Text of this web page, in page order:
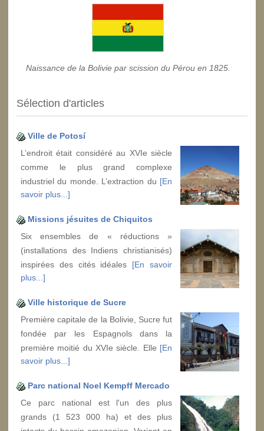
Naissance de la Bolivie par scission du Pérou en 1825.
Sélection d'articles
Ville de Potosí
L’endroit était considéré au XVIe siècle
comme le plus grand complexe
industriel du monde. L’extraction du [En
savoir plus...]
Missions jésuites de Chiquitos
Six ensembles de « réductions »
(installations des Indiens christianisés)
inspirées des cités idéales [En savoir
plus...]
Ville historique de Sucre
Première capitale de la Bolivie, Sucre fut
fondée par les Espagnols dans la
première moitié du XVIe siècle. Elle [En
savoir plus...]
Parc national Noel Kempff Mercado
Ce parc national est l'un des plus
grands (1 523 000 ha) et des plus